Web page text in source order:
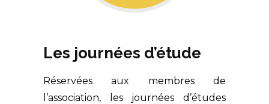
Les journées d’étude
Réservées aux membres de
l’association, les journées d’études